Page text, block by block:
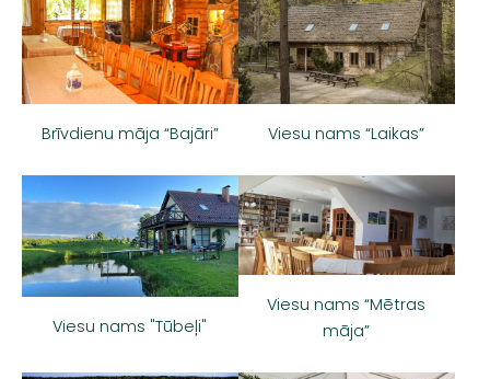
Brīvdienu māja “Bajāri” Viesu nams “Laikas”
Viesu nams "Tūbeļi"
Viesu nams “Mētras
māja”